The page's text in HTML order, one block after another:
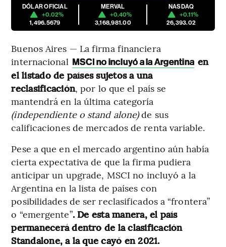
DÓLAR OFICIAL
+0.02%
1,496.5679
MERVAL
+0.40%
3,168,981.00
NASDAQ
+0.11%
26,393.02
Buenos Aires — La firma financiera
internacional MSCI no incluyó a la Argentina en
el listado de países sujetos a una
reclasificación, por lo que el país se
mantendrá en la última categoría
(independiente o stand alone)de sus
calificaciones de mercados de renta variable.
Pese a que en el mercado argentino aún había
cierta expectativa de que la firma pudiera
anticipar un upgrade, MSCI no incluyó a la
Argentina en la lista de países con
posibilidades de ser reclasificados a “frontera”
o “emergente”. De esta manera, el país
permanecerá dentro de la clasificación
Standalone, a la que cayó en 2021.